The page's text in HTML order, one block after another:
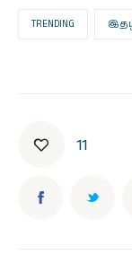
TRENDING
11